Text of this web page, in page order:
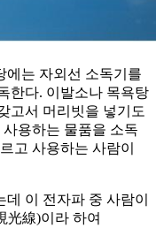
에는 자외선 소독기를
한다. 이발소나 목욕탕
고서 머리빗을 넣기도
용하는 물품을 소독
고 사용하는 사람이
이 전자파 중 사람이
光線)이라 하여